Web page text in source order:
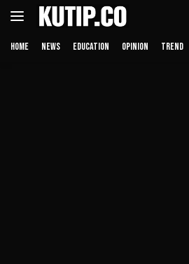
Langsung
HOME NEWS EDUCATION OPINION TREND